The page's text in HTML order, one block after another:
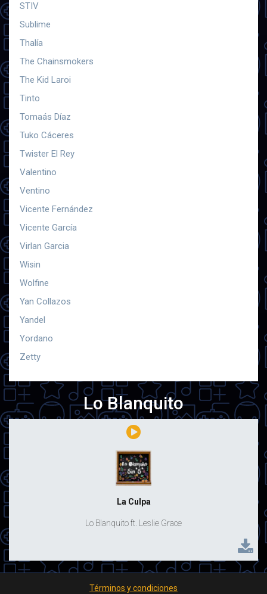
STIV
Sublime
Thalía
The Chainsmokers
The Kid Laroi
Tinto
Tomaás Díaz
Tuko Cáceres
Twister El Rey
Valentino
Ventino
Vicente Fernández
Vicente García
Virlan Garcia
Wisin
Wolfine
Yan Collazos
Yandel
Yordano
Zetty
Lo Blanquito
La Culpa
Lo Blanquito ft. Leslie Grace
Términos y condiciones